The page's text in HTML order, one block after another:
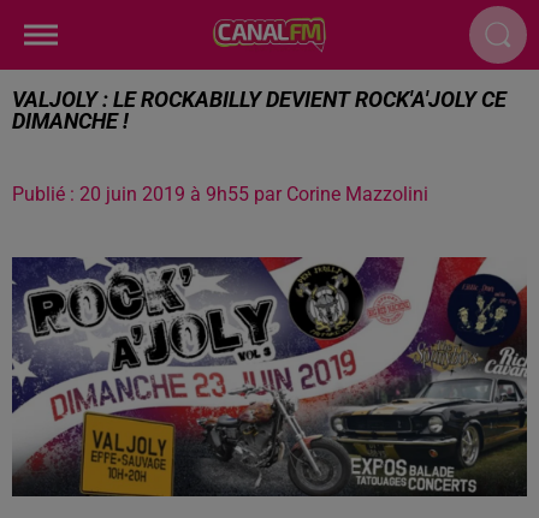
VALJOLY : LE ROCKABILLY DEVIENT ROCK'A'JOLY CE
DIMANCHE !
Publié : 20 juin 2019 à 9h55 par Corine Mazzolini